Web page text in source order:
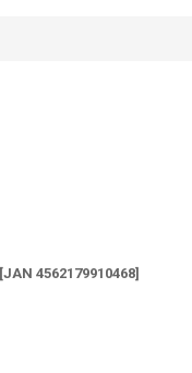
[JAN 4562179910468]